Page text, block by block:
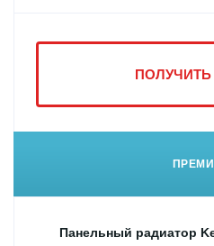
ПОЛУЧИТЬ
Панельный радиатор